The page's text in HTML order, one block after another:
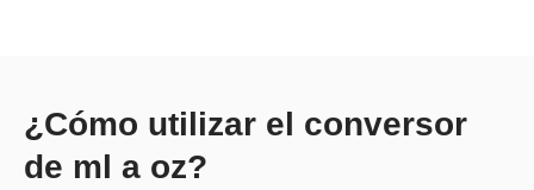
¿Cómo utilizar el conversor
de ml a oz?